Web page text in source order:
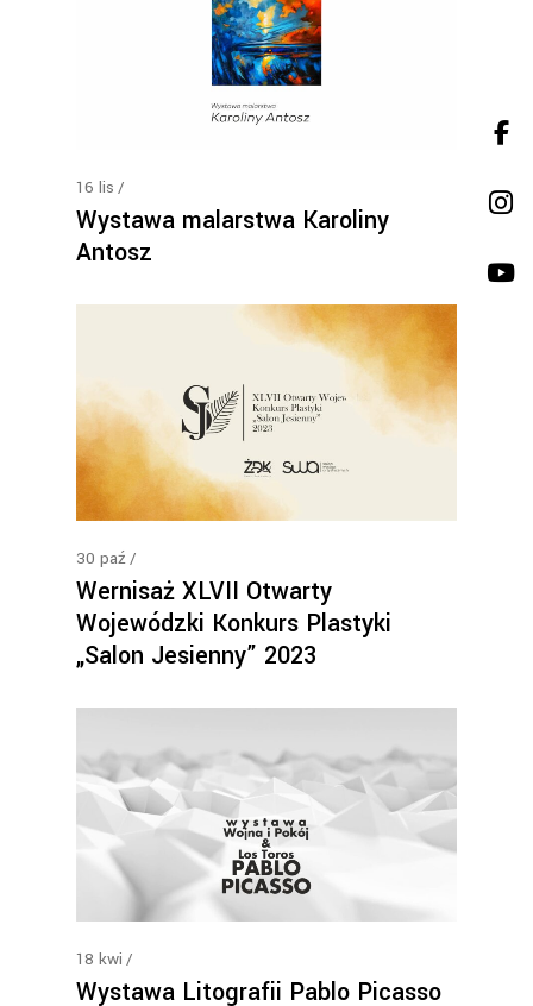
16 lis
Wystawa malarstwa Karoliny
Antosz
30 paź
Wernisaż XLVII Otwarty
Wojewódzki Konkurs Plastyki
„Salon Jesienny” 2023
18 kwi
Wystawa Litografii Pablo Picasso